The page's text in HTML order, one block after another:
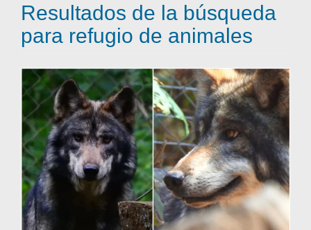
Resultados de la búsqueda
para refugio de animales